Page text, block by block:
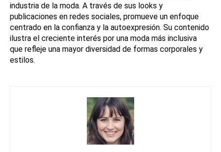
industria de la moda. A través de sus looks y
publicaciones en redes sociales, promueve un enfoque
centrado en la confianza y la autoexpresión. Su contenido
ilustra el creciente interés por una moda más inclusiva
que refleje una mayor diversidad de formas corporales y
estilos.